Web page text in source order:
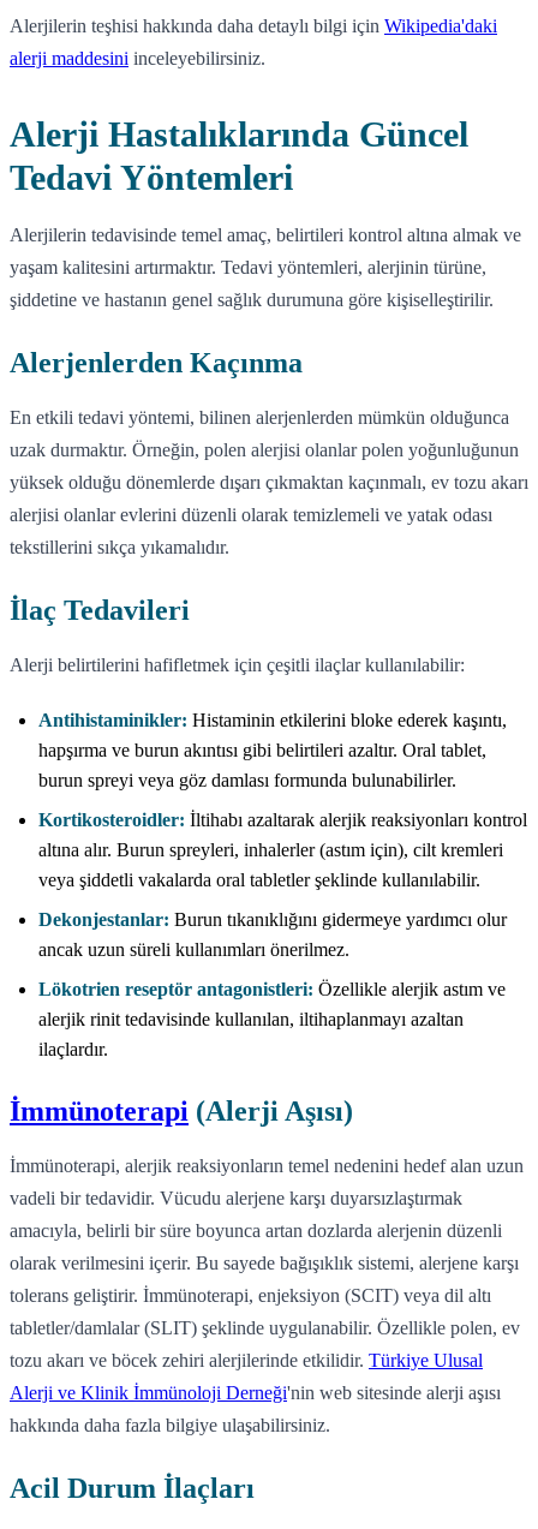
Alerjilerin teşhisi hakkında daha detaylı bilgi için Wikipedia'daki
alerji maddesini inceleyebilirsiniz.
Alerji Hastalıklarında Güncel
Tedavi Yöntemleri
Alerjilerin tedavisinde temel amaç, belirtileri kontrol altına almak ve
yaşam kalitesini artırmaktır. Tedavi yöntemleri, alerjinin türüne,
şiddetine ve hastanın genel sağlık durumuna göre kişiselleştirilir.
Alerjenlerden Kaçınma
En etkili tedavi yöntemi, bilinen alerjenlerden mümkün olduğunca
uzak durmaktır. Örneğin, polen alerjisi olanlar polen yoğunluğunun
yüksek olduğu dönemlerde dışarı çıkmaktan kaçınmalı, ev tozu akarı
alerjisi olanlar evlerini düzenli olarak temizlemeli ve yatak odası
tekstillerini sıkça yıkamalıdır.
İlaç Tedavileri
Alerji belirtilerini hafifletmek için çeşitli ilaçlar kullanılabilir:
Antihistaminikler: Histaminin etkilerini bloke ederek kaşıntı,
hapşırma ve burun akıntısı gibi belirtileri azaltır. Oral tablet,
burun spreyi veya göz damlası formunda bulunabilirler.
Kortikosteroidler: İltihabı azaltarak alerjik reaksiyonları kontrol
altına alır. Burun spreyleri, inhalerler (astım için), cilt kremleri
veya şiddetli vakalarda oral tabletler şeklinde kullanılabilir.
Dekonjestanlar: Burun tıkanıklığını gidermeye yardımcı olur
ancak uzun süreli kullanımları önerilmez.
Lökotrien reseptör antagonistleri: Özellikle alerjik astım ve
alerjik rinit tedavisinde kullanılan, iltihaplanmayı azaltan
ilaçlardır.
İmmünoterapi (Alerji Aşısı)
İmmünoterapi, alerjik reaksiyonların temel nedenini hedef alan uzun
vadeli bir tedavidir. Vücudu alerjene karşı duyarsızlaştırmak
amacıyla, belirli bir süre boyunca artan dozlarda alerjenin düzenli
olarak verilmesini içerir. Bu sayede bağışıklık sistemi, alerjene karşı
tolerans geliştirir. İmmünoterapi, enjeksiyon (SCIT) veya dil altı
tabletler/damlalar (SLIT) şeklinde uygulanabilir. Özellikle polen, ev
tozu akarı ve böcek zehiri alerjilerinde etkilidir. Türkiye Ulusal
Alerji ve Klinik İmmünoloji Derneği'nin web sitesinde alerji aşısı
hakkında daha fazla bilgiye ulaşabilirsiniz.
Acil Durum İlaçları